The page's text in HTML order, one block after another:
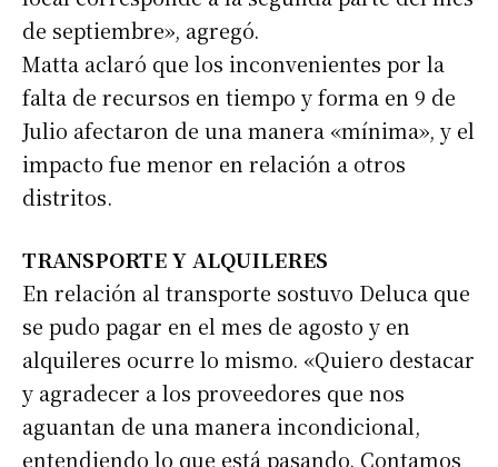
de septiembre», agregó.
Matta aclaró que los inconvenientes por la
falta de recursos en tiempo y forma en 9 de
Julio afectaron de una manera «mínima», y el
impacto fue menor en relación a otros
distritos.
TRANSPORTE Y ALQUILERES
En relación al transporte sostuvo Deluca que
se pudo pagar en el mes de agosto y en
alquileres ocurre lo mismo. «Quiero destacar
y agradecer a los proveedores que nos
aguantan de una manera incondicional,
entendiendo lo que está pasando. Contamos